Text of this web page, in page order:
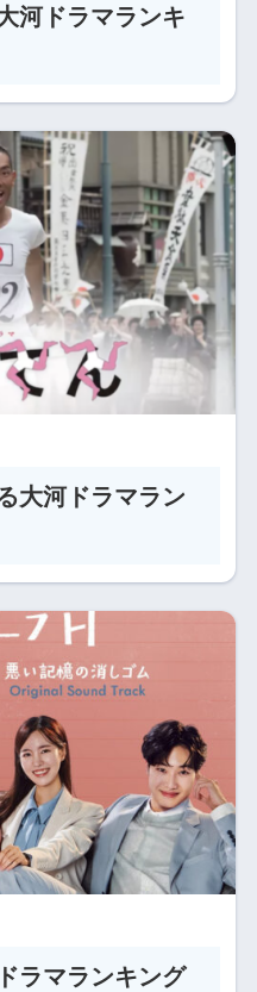
河ドラマランキ
大河ドラマラン
ラマランキング